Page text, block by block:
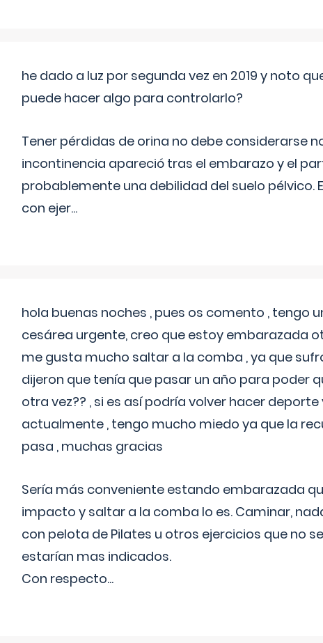
he dado a luz por segunda vez en 2019 y noto
puede hacer algo para controlarlo?
Tener pérdidas de orina no debe considerarse
incontinencia apareció tras el embarazo y el
probablemente una debilidad del suelo pélvico.
con ejer...
hola buenas noches , pues os comento , tengo
cesárea urgente, creo que estoy embarazada
me gusta mucho saltar a la comba , ya que
dijeron que tenía que pasar un año para poder
otra vez?? , si es así podría volver hacer
actualmente , tengo mucho miedo ya que la
pasa , muchas gracias
Sería más conveniente estando embarazada
impacto y saltar a la comba lo es. Caminar,
con pelota de Pilates u otros ejercicios que no
estarían mas indicados.
Con respecto...